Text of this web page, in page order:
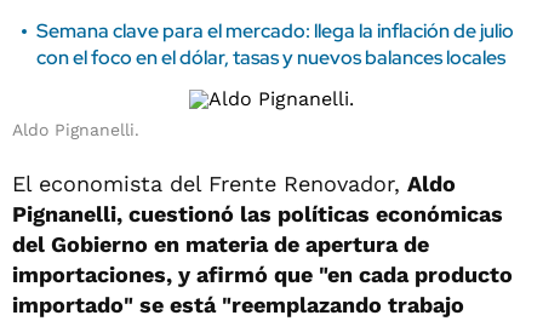
Semana clave para el mercado: llega la inflación de julio
con el foco en el dólar, tasas y nuevos balances locales
Aldo Pignanelli.
El economista del Frente Renovador, Aldo
Pignanelli, cuestionó las políticas económicas
del Gobierno en materia de apertura de
importaciones, y afirmó que "en cada producto
importado" se está "reemplazando trabajo